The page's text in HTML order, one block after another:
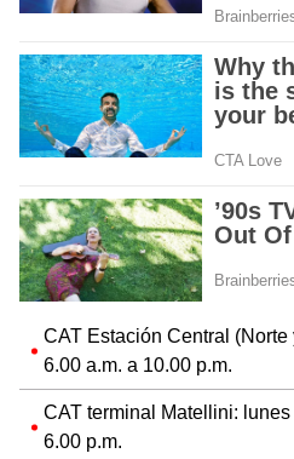
CAT Estación Central
6.00 a.m. a 10.00 p.m.
CAT terminal Matellini:
6.00 p.m.